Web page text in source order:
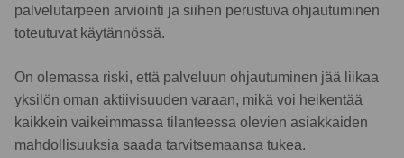
palvelutarpeen arviointi ja siihen perustuva ohjautuminen
toteutuvat käytännössä.
On olemassa riski, että palveluun ohjautuminen jää liikaa
yksilön oman aktiivisuuden varaan, mikä voi heikentää
kaikkein vaikeimmassa tilanteessa olevien asiakkaiden
mahdollisuuksia saada tarvitsemaansa tukea.